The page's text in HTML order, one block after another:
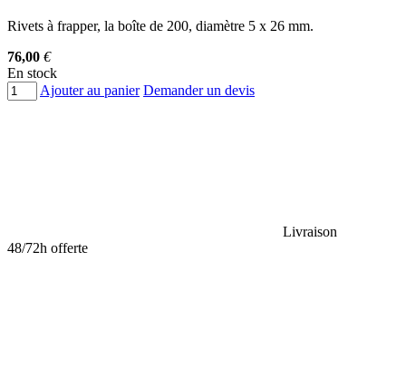
Rivets à frapper, la boîte de 200, diamètre 5 x 26 mm.
76,00 €
En stock
Ajouter au panier Demander un devis
Livraison
48/72h offerte